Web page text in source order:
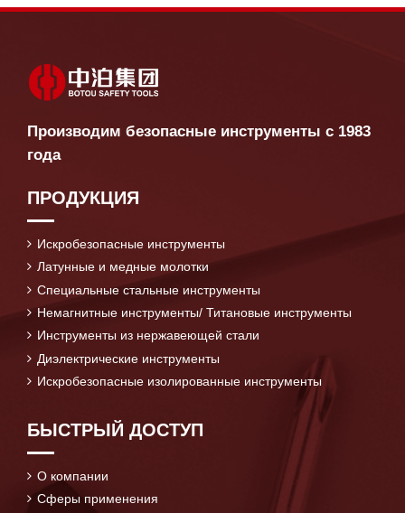
Производим безопасные инструменты с 1983
года
ПРОДУКЦИЯ
Искробезопасные инструменты
Латунные и медные молотки
Специальные стальные инструменты
Немагнитные инструменты/ Титановые инструменты
Инструменты из нержавеющей стали
Диэлектрические инструменты
Искробезопасные изолированные инструменты
БЫСТРЫЙ ДОСТУП
О компании
Сферы применения